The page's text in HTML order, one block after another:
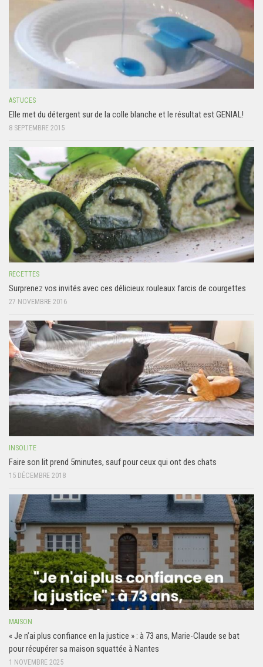
ASTUCES
Elle met du détergent sur de la colle blanche et le résultat est GENIAL!
8 SEPTEMBRE 2015
RECETTES
Surprenez vos invités avec ces délicieux rouleaux farcis de courgettes
27 NOVEMBRE 2016
INSOLITE
Faire son lit prend 5minutes, sauf pour ceux qui ont des chats
15 DÉCEMBRE 2018
MAISON
« Je n’ai plus confiance en la justice » : à 73 ans, Marie-Claude se bat
pour récupérer sa maison squattée à Nantes
1 NOVEMBRE 2025